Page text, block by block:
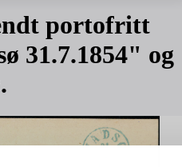
portofritt
31.7.1854" og